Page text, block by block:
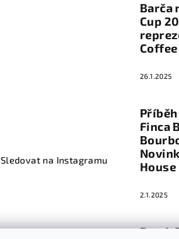
Sledovat na Instagramu
Barča
Cup
26.1.2025
Finca
House
2.1.2025
Batch